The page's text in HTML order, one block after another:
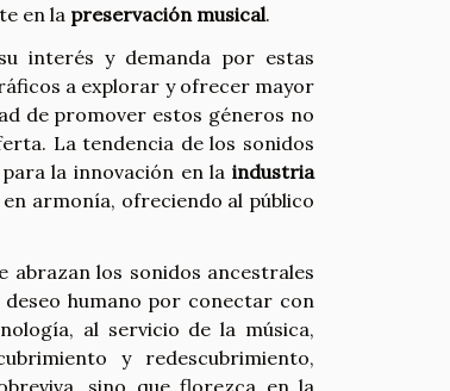
en la preservación musical.
interés y demanda por estas
a explorar y ofrecer mayor
de promover estos géneros no
La tendencia de los sonidos
la innovación en la industria
armonía, ofreciendo al público
abrazan los sonidos ancestrales
humano por conectar con
al servicio de la música,
y redescubrimiento,
sino que florezca en la